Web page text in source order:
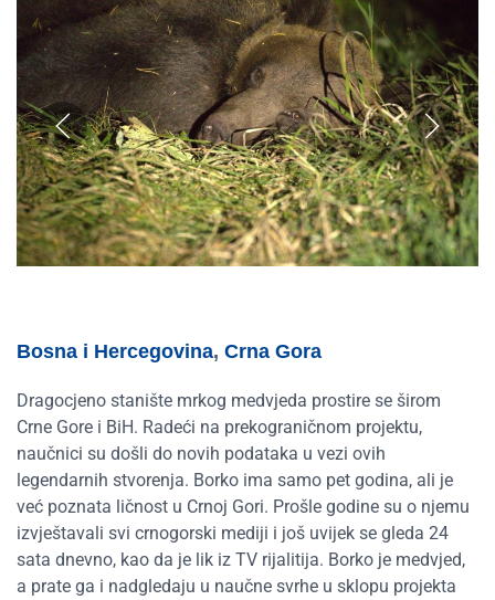
Bosna i Hercegovina, Crna Gora
Dragocjeno stanište mrkog medvjeda prostire se širom
Crne Gore i BiH. Radeći na prekograničnom projektu,
naučnici su došli do novih podataka u vezi ovih
legendarnih stvorenja. Borko ima samo pet godina, ali je
već poznata ličnost u Crnoj Gori. Prošle godine su o njemu
izvještavali svi crnogorski mediji i još uvijek se gleda 24
sata dnevno, kao da je lik iz TV rijalitija. Borko je medvjed,
a prate ga i nadgledaju u naučne svrhe u sklopu projekta